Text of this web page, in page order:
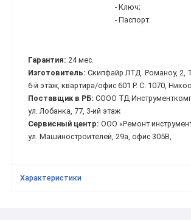
- Ключ;
- Паспорт.
Гарантия: 24 мес.
Изготовитель: Скипфайр ЛТД. Романоу, 2,
6-й этаж, квартира/офис 601 Р. С. 1070,
Поставщик в РБ: СООО ТД
ул. Лобанка, 77, 3-ий этаж
Сервисный центр: ООО «Ремонт
ул. Машиностроителей, 29а, офис 305В,
Характеристики